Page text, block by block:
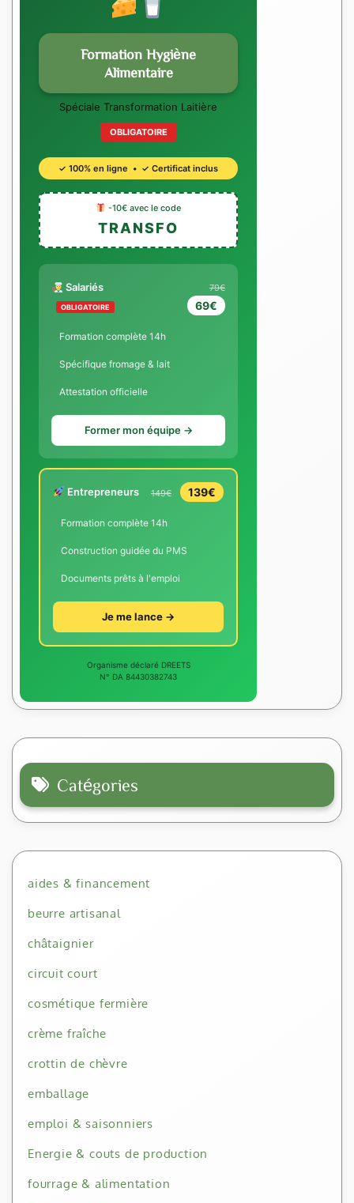
Formation Hygiène
Alimentaire
Spéciale Transformation Laitière
OBLIGATOIRE
✓ 100% en ligne • ✓ Certificat inclus
-10€ avec le code
TRANSFO
Salariés
OBLIGATOIRE
79€
69€
Formation complète 14h
Spécifique fromage & lait
Attestation officielle
Former mon équipe →
Entrepreneurs 149€ 139€
Formation complète 14h
Construction guidée du PMS
Documents prêts à l'emploi
Je me lance →
Organisme déclaré DREETS
N° DA 84430382743
Catégories
aides & financement
beurre artisanal
châtaignier
circuit court
cosmétique fermière
crème fraîche
crottin de chèvre
emballage
emploi & saisonniers
Energie & couts de production
fourrage & alimentation